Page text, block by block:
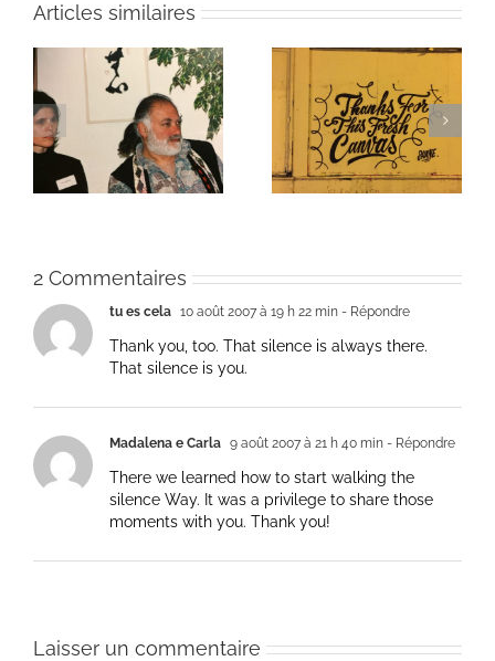
Articles similaires
Une toile fraîche
Un bouquet d’écriture
et méditation
2 Commentaires
tu es cela 10 août 2007 à 19 h 22 min - Répondre
Thank you, too. That silence is always there.
That silence is you.
Madalena e Carla 9 août 2007 à 21 h 40 min - Répondre
There we learned how to start walking the
silence Way. It was a privilege to share those
moments with you. Thank you!
Laisser un commentaire